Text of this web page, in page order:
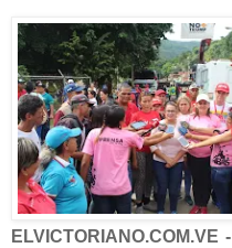
ELVICTORIANO.COM.VE -